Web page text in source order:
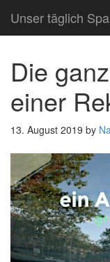
Unser täglich
Die
einer
13. August 2019 by